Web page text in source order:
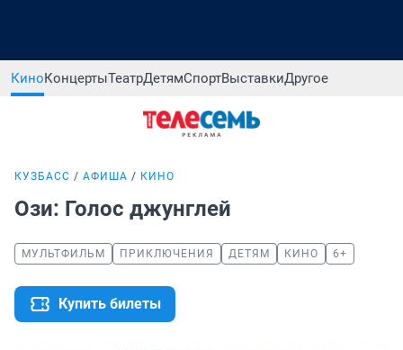
КиноКонцертыТеатрДетямСпортВыставкиДругое
КУЗБАСС АФИША КИНО
Ози: Голос джунглей
МУЛЬТФИЛЬМ ПРИКЛЮЧЕНИЯ ДЕТЯМ КИНО 6+
Купить билеты